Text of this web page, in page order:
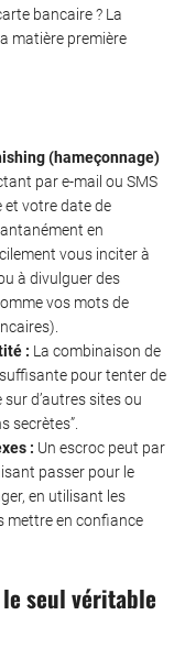
bancaire ? La
matière première
(hameçonnage)
par e-mail ou SMS
et votre date de
en
vous inciter à
à divulguer des
vos mots de
: La combinaison de
pour tenter de
d’autres sites ou
secrètes”.
: Un escroc peut par
passer pour le
en utilisant les
mettre en confiance
seul véritable